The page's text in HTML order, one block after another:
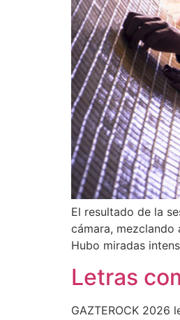
El resultado de la
cámara,
Hubo miradas
Letras
GAZTEROCK 2026